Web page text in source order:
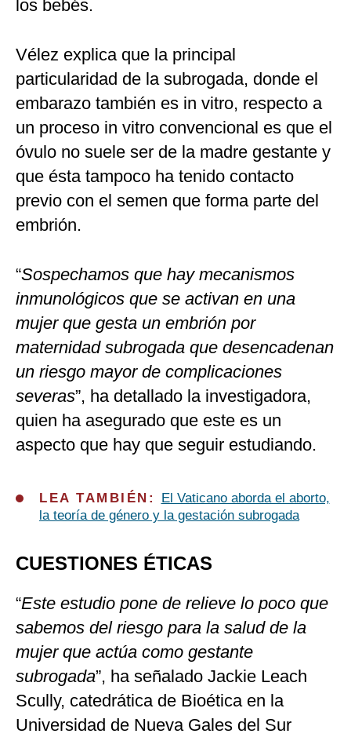
los bebés.
Vélez explica que la principal
particularidad de la subrogada, donde el
embarazo también es in vitro, respecto a
un proceso in vitro convencional es que el
óvulo no suele ser de la madre gestante y
que ésta tampoco ha tenido contacto
previo con el semen que forma parte del
embrión.
“Sospechamos que hay mecanismos
inmunológicos que se activan en una
mujer que gesta un embrión por
maternidad subrogada que desencadenan
un riesgo mayor de complicaciones
severas”, ha detallado la investigadora,
quien ha asegurado que este es un
aspecto que hay que seguir estudiando.
LEA TAMBIÉN:
El Vaticano aborda el aborto,
la teoría de género y la gestación subrogada
CUESTIONES ÉTICAS
“Este estudio pone de relieve lo poco que
sabemos del riesgo para la salud de la
mujer que actúa como gestante
subrogada”, ha señalado Jackie Leach
Scully, catedrática de Bioética en la
Universidad de Nueva Gales del Sur